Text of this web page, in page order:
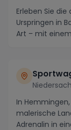
Erleben Sie
Urspringen in
Art – mit
In
malerische
Adrenalin in